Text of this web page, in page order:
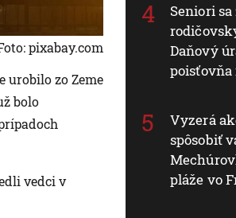
pixabay.com
urobilo zo Zeme
bolo
vedci v
Seniori
Daňový
Vyzerá
spôsobiť
pláže vo